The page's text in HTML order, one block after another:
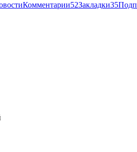
Комментарии52Закладки35